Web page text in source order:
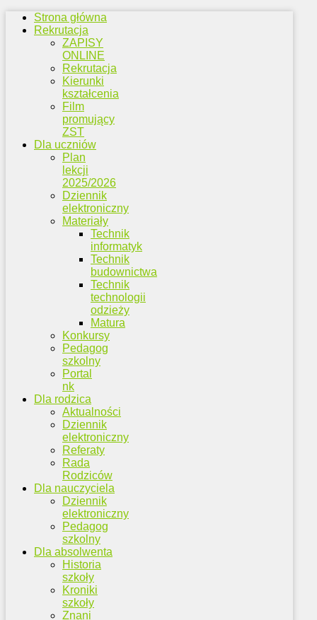
Strona główna
Rekrutacja
ZAPISY
ONLINE
Rekrutacja
Kierunki
kształcenia
Film
promujący
ZST
Dla uczniów
Plan
lekcji
2025/2026
Dziennik
elektroniczny
Materiały
Technik
informatyk
Technik
budownictwa
Technik
technologii
odzieży
Matura
Konkursy
Pedagog
szkolny
Portal
nk
Dla rodzica
Aktualności
Dziennik
elektroniczny
Referaty
Rada
Rodziców
Dla nauczyciela
Dziennik
elektroniczny
Pedagog
szkolny
Dla absolwenta
Historia
szkoły
Kroniki
szkoły
Znani